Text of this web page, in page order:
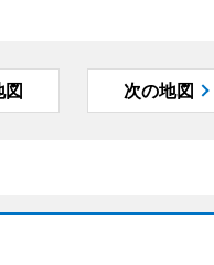
図 次の地図